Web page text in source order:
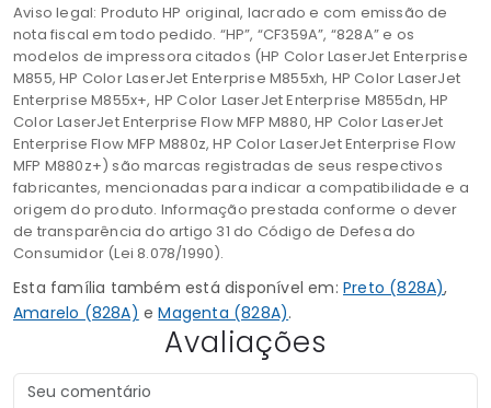
Aviso legal: Produto HP original, lacrado e com emissão de
nota fiscal em todo pedido. “HP”, “CF359A”, “828A” e os
modelos de impressora citados (HP Color LaserJet Enterprise
M855, HP Color LaserJet Enterprise M855xh, HP Color LaserJet
Enterprise M855x+, HP Color LaserJet Enterprise M855dn, HP
Color LaserJet Enterprise Flow MFP M880, HP Color LaserJet
Enterprise Flow MFP M880z, HP Color LaserJet Enterprise Flow
MFP M880z+) são marcas registradas de seus respectivos
fabricantes, mencionadas para indicar a compatibilidade e a
origem do produto. Informação prestada conforme o dever
de transparência do artigo 31 do Código de Defesa do
Consumidor (Lei 8.078/1990).
Esta família também está disponível em: Preto (828A),
Amarelo (828A) eMagenta (828A).
Avaliações